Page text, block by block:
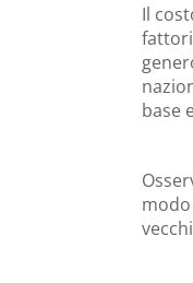
Il
base